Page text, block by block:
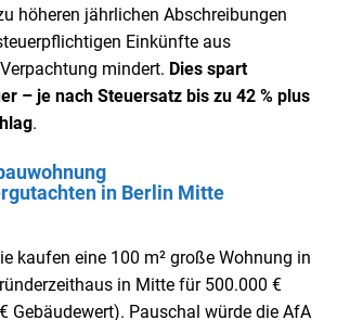
höheren jährlichen Abschreibungen
Einkünfte aus
mindert. Dies spart
– je nach Steuersatz bis zu 42 % plus
.
in Berlin Mitte
kaufen eine 100 m² große Wohnung in
in Mitte für 500.000 €
Gebäudewert). Pauschal würde die AfA